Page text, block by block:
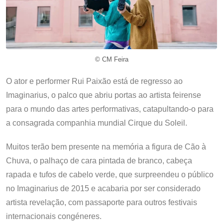
© CM Feira
O ator e performer Rui Paixão está de regresso ao
Imaginarius, o palco que abriu portas ao artista feirense
para o mundo das artes performativas, catapultando-o para
a consagrada companhia mundial Cirque du Soleil.
Muitos terão bem presente na memória a figura de Cão à
Chuva, o palhaço de cara pintada de branco, cabeça
rapada e tufos de cabelo verde, que surpreendeu o público
no Imaginarius de 2015 e acabaria por ser considerado
artista revelação, com passaporte para outros festivais
internacionais congéneres.